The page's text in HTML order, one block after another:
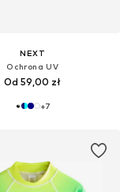
NEXT
Ochrona UV
Od 59,00 zł
+7